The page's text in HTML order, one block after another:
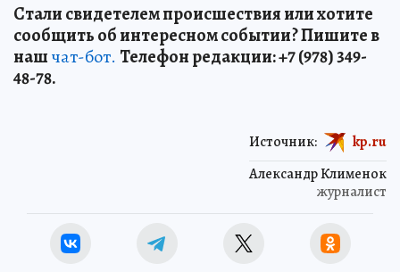
Стали свидетелем происшествия или хотите
сообщить об интересном событии? Пишите в
нашчат-бот. Телефон редакции: +7 (978) 349-
48-78.
Александр Клименок
журналист
Источник: kp.ru